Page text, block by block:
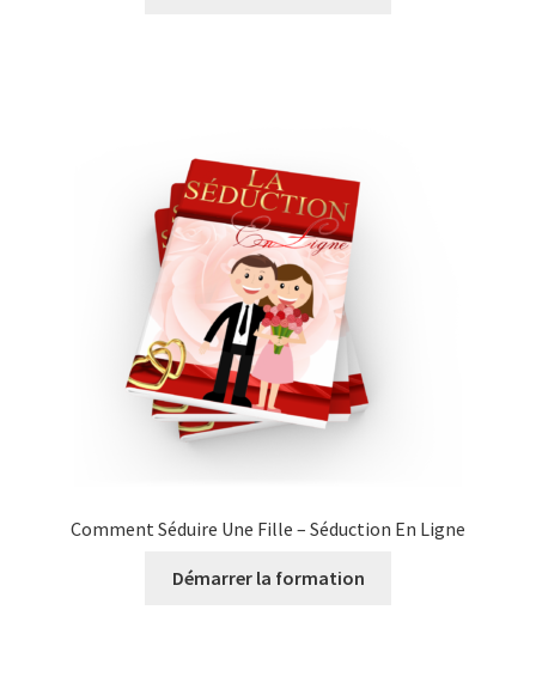
Comment Séduire Une Fille – Séduction En Ligne
Démarrer la formation